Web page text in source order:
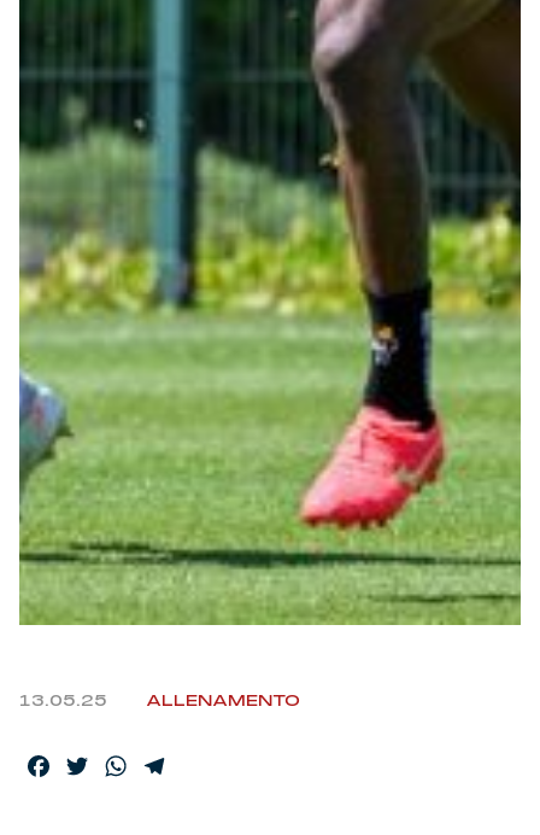
Vintage Collection
Red&Blue Voices
Kids
Accessori
Party
Outlet
Caffè Boasi x Genoa
Helan x Genoa
13.05.25 ALLENAMENTO
Facebook
TwitterWhatsApp